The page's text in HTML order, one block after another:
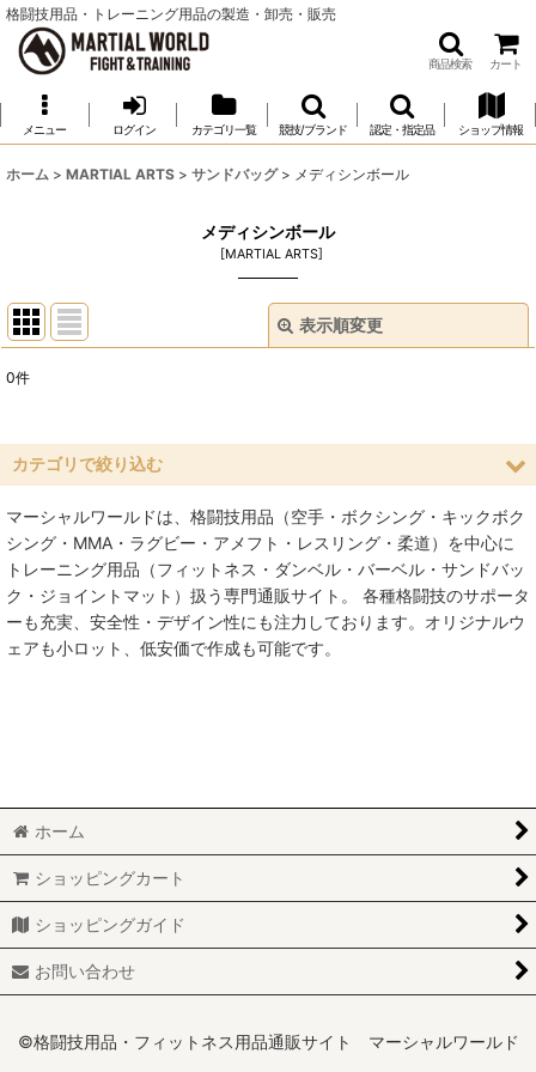
格闘技用品・トレーニング用品の製造・卸売・販売
商品検索 カート
メニュー ログイン カテゴリ一覧 競技/ブランド 認定・指定品 ショップ情報
ホーム > MARTIAL ARTS > サンドバッグ > メディシンボール
メディシンボール
[MARTIAL ARTS]
表示順変更
並び順 :
絞り込む
0件
カテゴリで絞り込む
サンドバッグ (全商品)
サンドバッグ本体
パンチングボール
パワーバッグ
メディシンボール
サンドバッグ関連
マーシャルワールドは、格闘技用品（空手・ボクシング・キックボク
シング・MMA・ラグビー・アメフト・レスリング・柔道）を中心に
トレーニング用品（フィットネス・ダンベル・バーベル・サンドバッ
ク・ジョイントマット）扱う専門通販サイト。 各種格闘技のサポータ
ーも充実、安全性・デザイン性にも注力しております。オリジナルウ
ェアも小ロット、低安価で作成も可能です。
ホーム
ショッピングカート
ショッピングガイド
お問い合わせ
©格闘技用品・フィットネス用品通販サイト マーシャルワールド